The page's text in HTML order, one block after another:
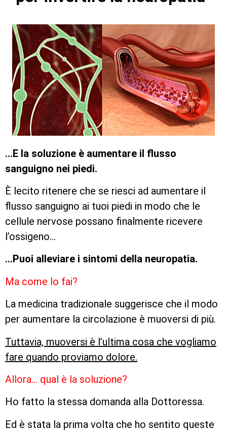
…E la soluzione è aumentare il flusso
sanguigno nei piedi.
È lecito ritenere che se riesci ad aumentare il
flusso sanguigno ai tuoi piedi in modo che le
cellule nervose possano finalmente ricevere
l’ossigeno…
…Puoi alleviare i sintomi della neuropatia.
Ma come lo fai?
La medicina tradizionale suggerisce che il modo
per aumentare la circolazione è muoversi di più.
Tuttavia, muoversi è l’ultima cosa che vogliamo
fare quando proviamo dolore.
Allora… qual è la soluzione?
Ho fatto la stessa domanda alla Dottoressa.
Ed è stata la prima volta che ho sentito queste